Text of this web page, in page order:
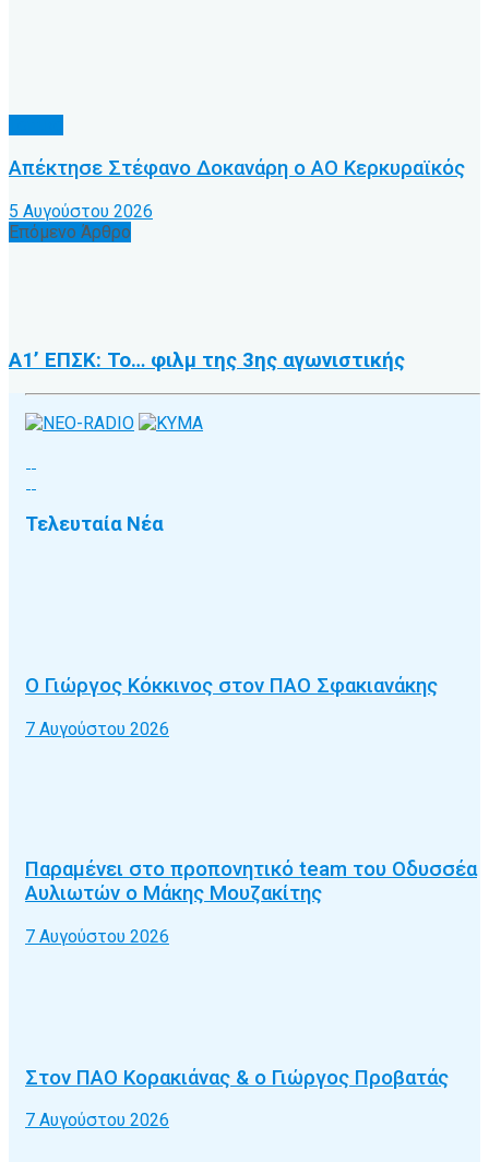
Απέκτησε Στέφανο Δοκανάρη ο ΑΟ Κερκυραϊκός
5 Αυγούστου 2026
Επόμενο Άρθρο
Α1’ ΕΠΣΚ: Το… φιλμ της 3ης αγωνιστικής
Τελευταία Νέα
Ο Γιώργος Κόκκινος στον ΠΑΟ Σφακιανάκης
7 Αυγούστου 2026
Παραμένει στο προπονητικό team του Οδυσσέα
Αυλιωτών ο Μάκης Μουζακίτης
7 Αυγούστου 2026
Στον ΠΑΟ Κορακιάνας & ο Γιώργος Προβατάς
7 Αυγούστου 2026